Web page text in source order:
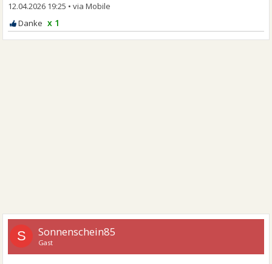
12.04.2026 19:25 •
x 1
S Sonnenschein85
Gast